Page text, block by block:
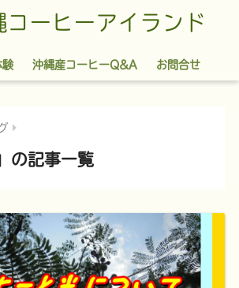
ーヒーアイランド
験 沖縄産コーヒーQ&A お問合せ
の記事一覧